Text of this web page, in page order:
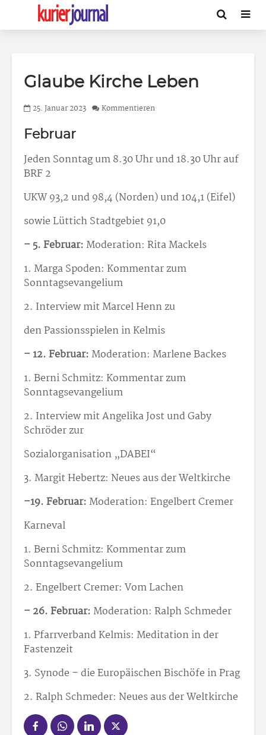
Glaube Kirche Leben
25. Januar 2023 Kommentieren
Februar
Jeden Sonntag um 8.30 Uhr und 18.30 Uhr auf
BRF 2
UKW 93,2 und 98,4 (Norden) und 104,1 (Eifel)
sowie Lüttich Stadtgebiet 91,0
– 5. Februar:Moderation: Rita Mackels
1. Marga Spoden: Kommentar zum
Sonntagsevangelium
2. Interview mit Marcel Henn zu
den Passionsspielen in Kelmis
– 12. Februar:Moderation: Marlene Backes
1. Berni Schmitz: Kommentar zum
Sonntagsevangelium
2. Interview mit Angelika Jost und Gaby
Schröder zur
Sozialorganisation „DABEI“
3. Margit Hebertz: Neues aus der Weltkirche
–19. Februar:Moderation: Engelbert Cremer
Karneval
1. Berni Schmitz: Kommentar zum
Sonntagsevangelium
2. Engelbert Cremer: Vom Lachen
– 26. Februar:Moderation: Ralph Schmeder
1. Pfarrverband Kelmis: Meditation in der
Fastenzeit
3. Synode – die Europäischen Bischöfe in Prag
2. Ralph Schmeder: Neues aus der Weltkirche